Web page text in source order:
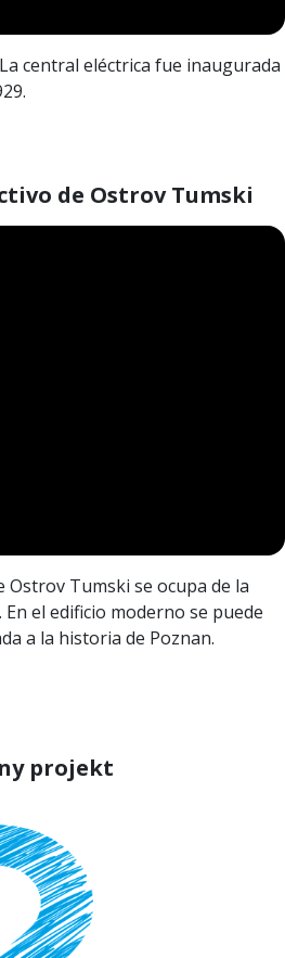
central eléctrica fue inaugurada
de Ostrov Tumski
Tumski se ocupa de la
el edificio moderno se puede
a la historia de Poznan.
projekt